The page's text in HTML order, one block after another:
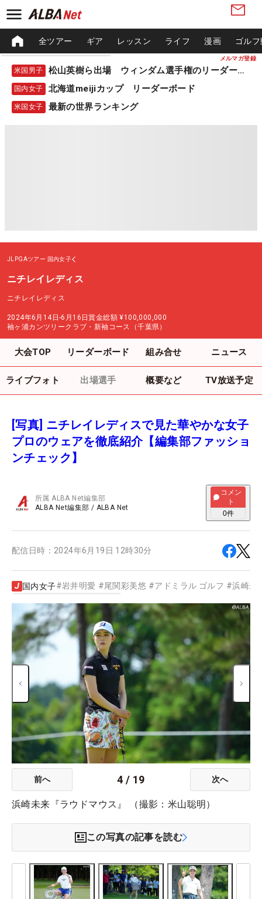
メルマガ登録
全ツアー ギア レッスン ライフ 漫画 ゴル
米国男子 松山英樹ら出場 ウィンダム選手権のリーダーボード
国内女子 北海道meijiカップ リーダーボード
米国女子 最新の世界ランキング
JLPGAツアー 国内女子
ニチレイレディス
ニチレイレディス
2024年6月14日-6月16日賞金総額 ¥100,000,000
袖ヶ浦カンツリークラブ・新袖コース（千葉県）
大会TOP リーダーボード 組み合せ ニュース
ライブフォト 出場選手 概要など TV放送予定
[写真] ニチレイレディスで見た華やかな女子
プロのウェアを徹底紹介【編集部ファッショ
ンチェック】
所属ALBA Net編集部
ALBA Net編集部 / ALBA Net
コメン
ト
0件
配信日時： 2024年6月19日 12時30分
国内女子#岩井明愛 #尾関彩美悠 #アドミラル ゴルフ #浜崎未
前へ 4 / 19 次へ
浜崎未来『ラウドマウス』 （撮影：米山聡明）
この写真の記事を読む